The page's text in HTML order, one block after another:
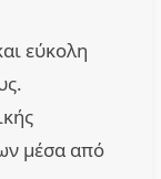
εύκολη
μέσα από